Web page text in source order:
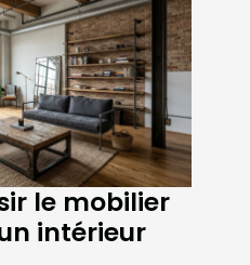
le mobilier
intérieur